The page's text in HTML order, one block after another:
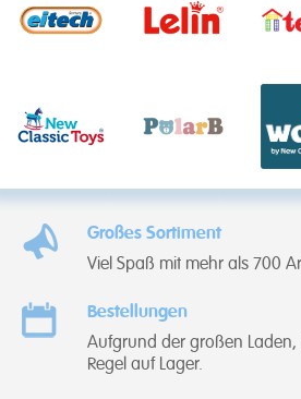
Großes Sortiment
Viel Spaß mit mehr als 700
Bestellungen
Aufgrund der großen Laden,
Regel auf Lager.